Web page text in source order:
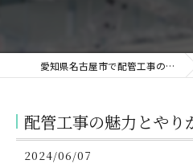
愛知県名古屋市で配管工事の求人なら株式会社名翔テック
配管工事の魅力とやり
2024/06/07